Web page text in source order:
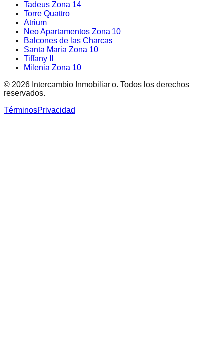
Tadeus Zona 14
Torre Quattro
Atrium
Neo Apartamentos Zona 10
Balcones de las Charcas
Santa Maria Zona 10
Tiffany II
Milenia Zona 10
© 2026 Intercambio Inmobiliario. Todos los derechos
reservados.
TérminosPrivacidad